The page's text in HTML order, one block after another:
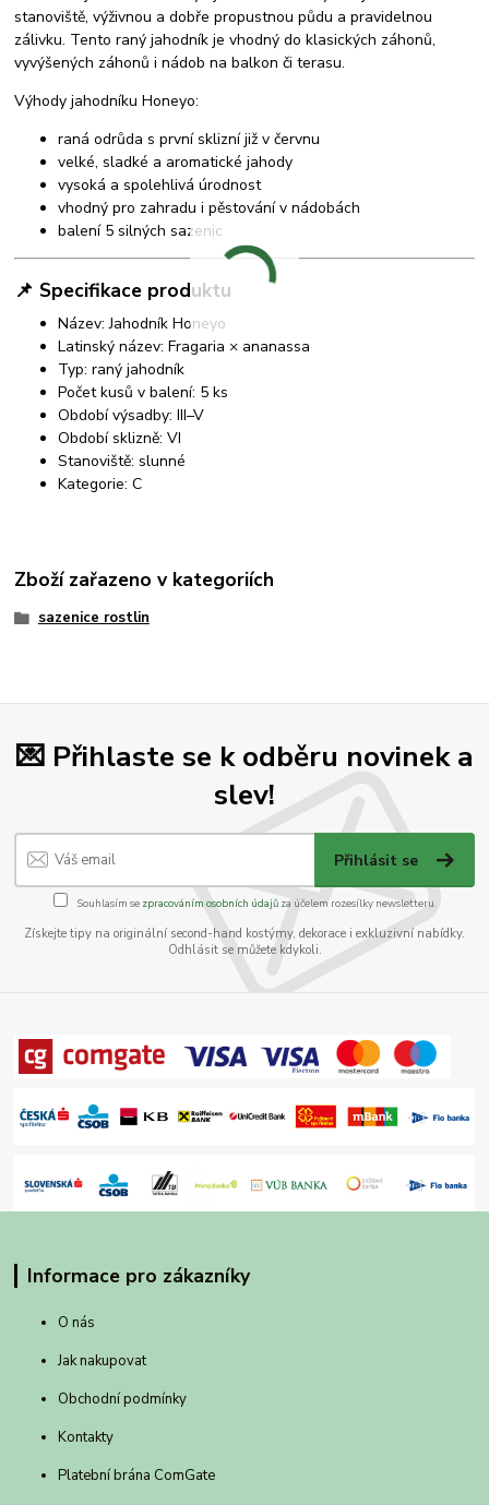
stanoviště, výživnou a dobře propustnou půdu a pravidelnou
zálivku. Tento raný jahodník je vhodný do klasických záhonů,
vyvýšených záhonů i nádob na balkon či terasu.
Výhody jahodníku Honeyo:
raná odrůda s první sklizní již v červnu
velké, sladké a aromatické jahody
vysoká a spolehlivá úrodnost
vhodný pro zahradu i pěstování v nádobách
balení 5 silných sazenic
📌 Specifikace produktu
Název: Jahodník Honeyo
Latinský název: Fragaria × ananassa
Typ: raný jahodník
Počet kusů v balení: 5 ks
Období výsadby: III–V
Období sklizně: VI
Stanoviště: slunné
Kategorie: C
Zboží zařazeno v kategoriích
sazenice rostlin
💌 Přihlaste se k odběru novinek a
slev!
Přihlásit se
Souhlasím se zpracováním osobních údajůza účelem rozesílky newsletteru.
Získejte tipy na originální second-hand kostýmy, dekorace i exkluzivní nabídky.
Odhlásit se můžete kdykoli.
Informace pro zákazníky
O nás
Jak nakupovat
Obchodní podmínky
Kontakty
Platební brána ComGate